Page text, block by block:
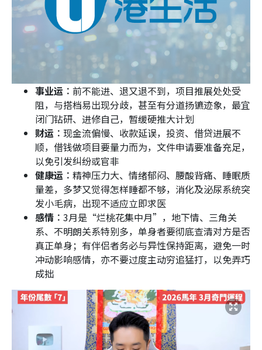
事业运︰ 前不能进、退又退不到，项目推展处处受
阻，与搭档易出现分歧，甚至有分道扬镳迹象，最宜
闭门钻研、进修自己，暂缓硬推大计划
财运︰ 现金流偏慢、收款延误，投资、借贷进展不
顺，借钱做项目要量力而为，文件申请要准备充足，
以免引发纠纷或官非
健康运︰ 精神压力大、情绪郁闷、腰酸背痛、睡眠质
量差，多梦又觉得怎样睡都不够，消化及泌尿系统突
发小毛病，出现不适应立即求医
感情︰ 3月是“烂桃花集中月”，地下情、三角关
系、不明朗关系特别多，单身者要彻底查清对方是否
真正单身；有伴侣者务必与异性保持距离，避免一时
冲动影响感情，亦不要过度主动穷追猛打，以免弄巧
成拙